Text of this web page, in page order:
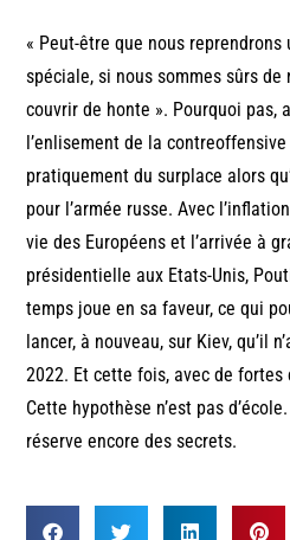
« Peut-être que nous
spéciale, si nous sommes sûrs
couvrir de honte ». Pourquoi pas,
l’enlisement de la
pratiquement du surplace alors
pour l’armée russe. Avec
vie des Européens et l’arrivée à
présidentielle aux Etats-Unis,
temps joue en sa faveur, ce qui
lancer, à nouveau, sur Kiev, qu’il
2022. Et cette fois, avec de fortes
Cette hypothèse n’est pas
réserve encore des secrets.